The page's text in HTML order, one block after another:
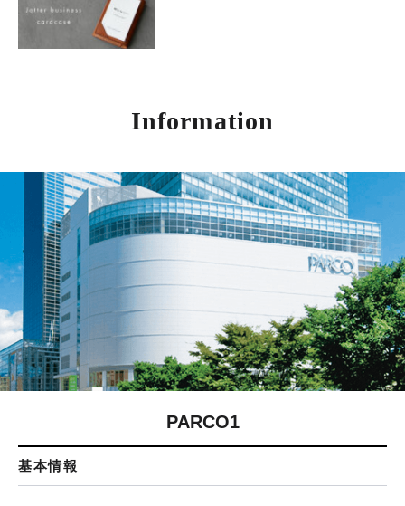
Information
PARCO1
基本情報